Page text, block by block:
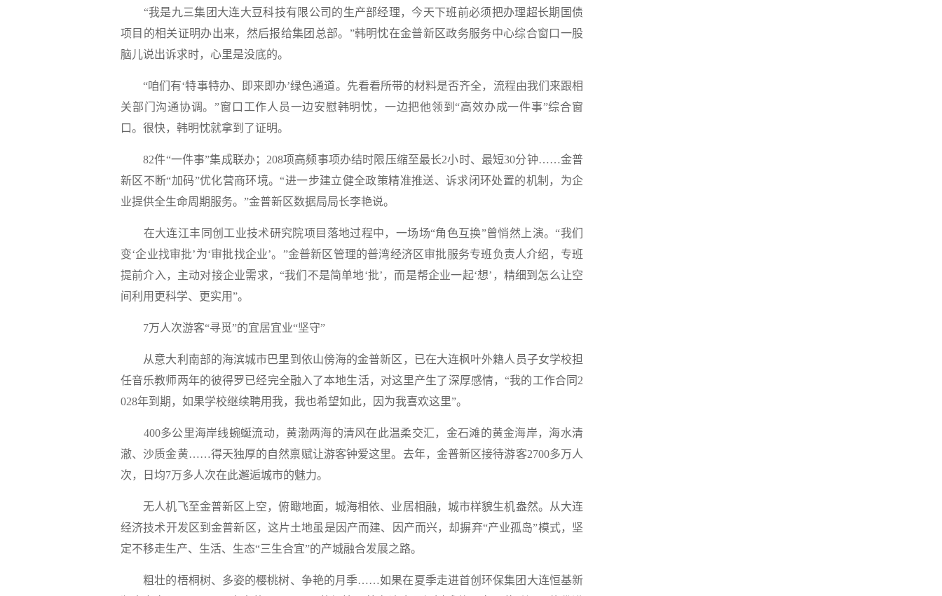
“我是九三集团大连大豆科技有限公司的生产部经理，今天下班前必须把办理超长期国债
项目的相关证明办出来，然后报给集团总部。”韩明忱在金普新区政务服务中心综合窗口一股
脑儿说出诉求时，心里是没底的。
“咱们有‘特事特办、即来即办’绿色通道。先看看所带的材料是否齐全，流程由我们来跟相
关部门沟通协调。”窗口工作人员一边安慰韩明忱，一边把他领到“高效办成一件事”综合窗
口。很快，韩明忱就拿到了证明。
82件“一件事”集成联办；208项高频事项办结时限压缩至最长2小时、最短30分钟……金普
新区不断“加码”优化营商环境。“进一步建立健全政策精准推送、诉求闭环处置的机制，为企
业提供全生命周期服务。”金普新区数据局局长李艳说。
在大连江丰同创工业技术研究院项目落地过程中，一场场“角色互换”曾悄然上演。“我们
变‘企业找审批’为‘审批找企业’。”金普新区管理的普湾经济区审批服务专班负责人介绍，专班
提前介入，主动对接企业需求，“我们不是简单地‘批’，而是帮企业一起‘想’，精细到怎么让空
间利用更科学、更实用”。
7万人次游客“寻觅”的宜居宜业“坚守”
从意大利南部的海滨城市巴里到依山傍海的金普新区，已在大连枫叶外籍人员子女学校担
任音乐教师两年的彼得罗已经完全融入了本地生活，对这里产生了深厚感情，“我的工作合同2
028年到期，如果学校继续聘用我，我也希望如此，因为我喜欢这里”。
400多公里海岸线蜿蜒流动，黄渤两海的清风在此温柔交汇，金石滩的黄金海岸，海水清
澈、沙质金黄……得天独厚的自然禀赋让游客钟爱这里。去年，金普新区接待游客2700多万人
次，日均7万多人次在此邂逅城市的魅力。
无人机飞至金普新区上空，俯瞰地面，城海相依、业居相融，城市样貌生机盎然。从大连
经济技术开发区到金普新区，这片土地虽是因产而建、因产而兴，却摒弃“产业孤岛”模式，坚
定不移走生产、生活、生态“三生合宜”的产城融合发展之路。
粗壮的梧桐树、多姿的樱桃树、争艳的月季……如果在夏季走进首创环保集团大连恒基新